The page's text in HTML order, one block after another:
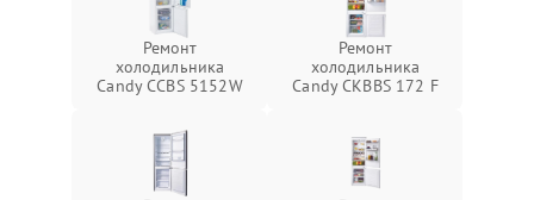
Ремонт
холодильника
Candy CCBS 5152W
Ремонт
холодильника
Candy CKBBS 172 F